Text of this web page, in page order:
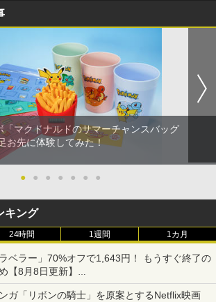
「マクドナルドのサマーチャンスバッグ
お先に体験してみた！
● ● ● ● ● ● ●
キング
24時間 1週間 1カ月
ベラー」70%オフで1,643円！ もうすぐ終了の
【8月8日更新】
ョップでは「大神 絶景版」が67%オフで990円
ガ「リボンの騎士」を原案とするNetflix映画